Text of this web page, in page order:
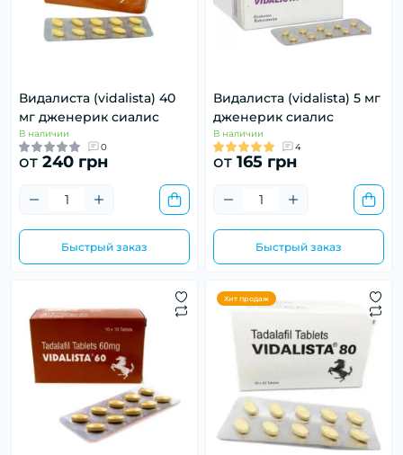
Видалиста (vidalista) 40
мг дженерик сиалис
В наличии
0
от 240 грн
Быстрый заказ
Видалиста (vidalista) 5 мг
дженерик сиалис
В наличии
4
от 165 грн
Быстрый заказ
Хит продаж